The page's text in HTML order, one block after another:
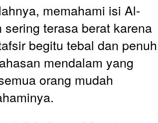
memahami isi Al-
sering terasa berat karena
begitu tebal dan penuh
mendalam yang
orang mudah